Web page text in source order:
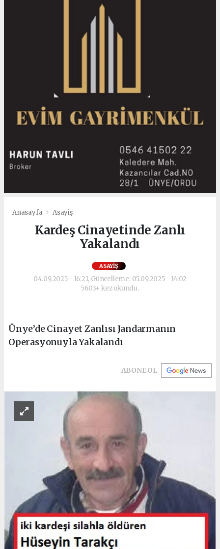
Anasayfa Asayiş
Kardeş Cinayetinde Zanlı
Yakalandı
ASAYIŞ
04.09.2025 - 16:21, Güncelleme: 05.09.2025 - 14:02
5603+ kez okundu.
Ünye’de Cinayet Zanlısı Jandarmanın
Operasyonuyla Yakalandı
ABONE OL